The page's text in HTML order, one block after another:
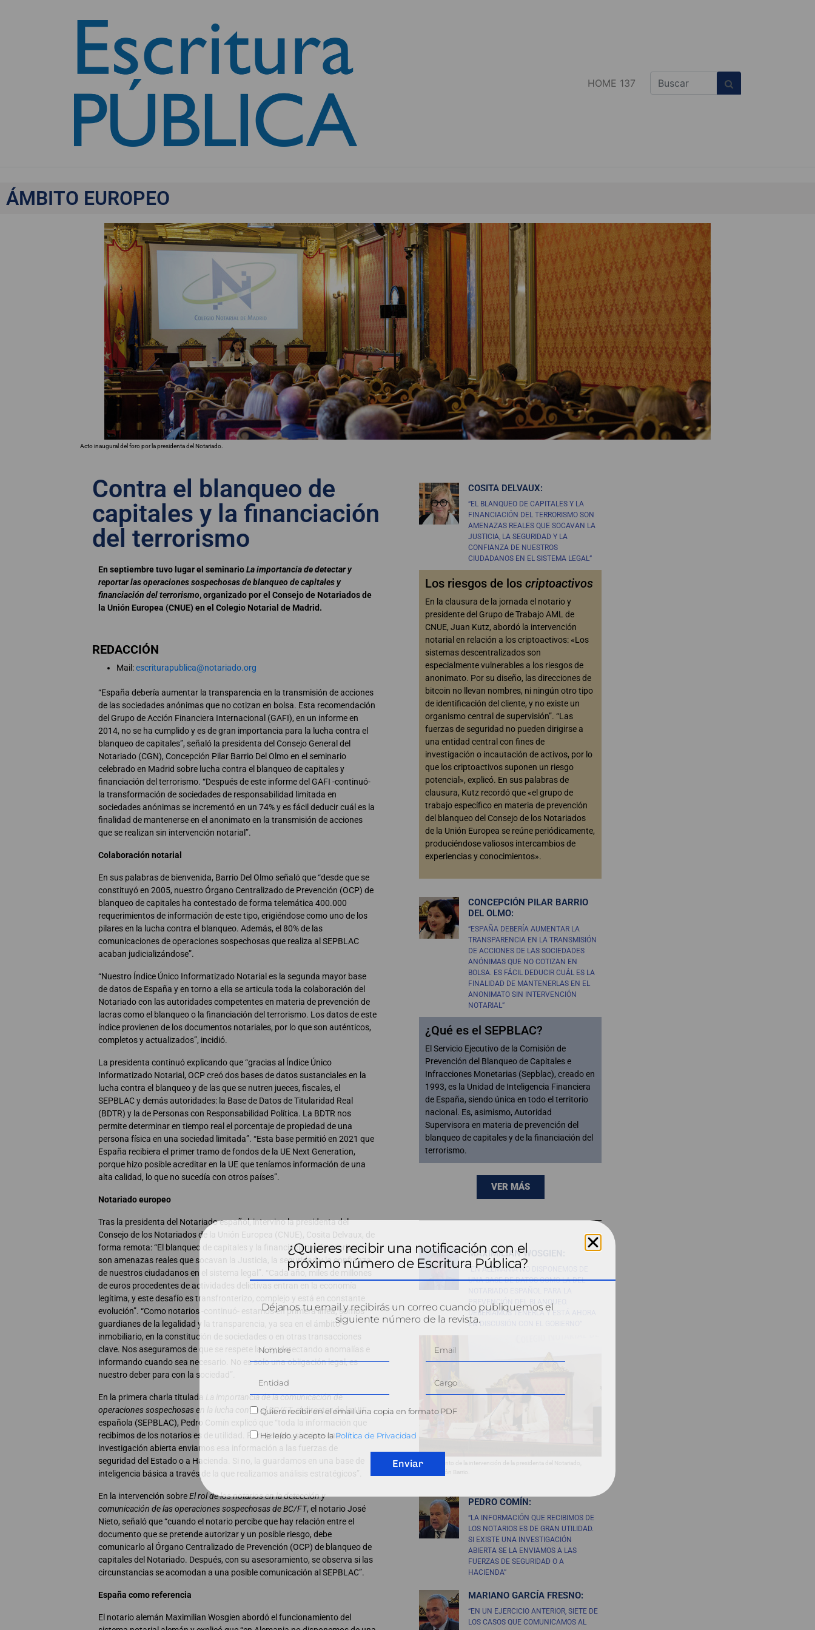
HOME 137
Contra el blanqueo de capitales y la financiación del terrorismo
ÁMBITO EUROPEO
Acto inaugural del foro por la presidenta del Notariado.
Contra el blanqueo de
capitales y la financiación
del terrorismo
En septiembre tuvo lugar el seminarioLa importancia de detectar y
reportar las operaciones sospechosas de blanqueo de capitales y
financiación del terrorismo, organizado por el Consejo de Notariados de
la Unión Europea (CNUE) en el Colegio Notarial de Madrid.
REDACCIÓN
Mail:escriturapublica@notariado.org
“España debería aumentar la transparencia en la transmisión de acciones
de las sociedades anónimas que no cotizan en bolsa. Esta recomendación
del Grupo de Acción Financiera Internacional (GAFI), en un informe en
2014, no se ha cumplido y es de gran importancia para la lucha contra el
blanqueo de capitales”, señaló la presidenta del Consejo General del
Notariado (CGN), Concepción Pilar Barrio Del Olmo en el seminario
celebrado en Madrid sobre lucha contra el blanqueo de capitales y
financiación del terrorismo. “Después de este informe del GAFI -continuó-
la transformación de sociedades de responsabilidad limitada en
sociedades anónimas se incrementó en un 74% y es fácil deducir cuál es la
finalidad de mantenerse en el anonimato en la transmisión de acciones
que se realizan sin intervención notarial”.
Colaboración notarial
En sus palabras de bienvenida, Barrio Del Olmo señaló que “desde que se
constituyó en 2005, nuestro Órgano Centralizado de Prevención (OCP) de
blanqueo de capitales ha contestado de forma telemática 400.000
requerimientos de información de este tipo, erigiéndose como uno de los
pilares en la lucha contra el blanqueo. Además, el 80% de las
comunicaciones de operaciones sospechosas que realiza al SEPBLAC
acaban judicializándose”.
“Nuestro Índice Único Informatizado Notarial es la segunda mayor base
de datos de España y en torno a ella se articula toda la colaboración del
Notariado con las autoridades competentes en materia de prevención de
lacras como el blanqueo o la financiación del terrorismo. Los datos de este
índice provienen de los documentos notariales, por lo que son auténticos,
completos y actualizados”, incidió.
La presidenta continuó explicando que “gracias al Índice Único
Informatizado Notarial, OCP creó dos bases de datos sustanciales en la
lucha contra el blanqueo y de las que se nutren jueces, fiscales, el
SEPBLAC y demás autoridades: la Base de Datos de Titularidad Real
(BDTR) y la de Personas con Responsabilidad Política. La BDTR nos
permite determinar en tiempo real el porcentaje de propiedad de una
persona física en una sociedad limitada”. “Esta base permitió en 2021 que
España recibiera el primer tramo de fondos de la UE Next Generation,
porque hizo posible acreditar en la UE que teníamos información de una
alta calidad, lo que no sucedía con otros países”.
Notariado europeo
Tras la presidenta del Notariado español, intervino la presidenta del
Consejo de los Notariados de la Unión Europea (CNUE), Cosita Delvaux, de
forma remota: “El blanqueo de capitales y la financiación del terrorismo
son amenazas reales que socavan la Justicia, la seguridad y la confianza
de nuestros ciudadanos en el sistema legal”. “Cada año, miles de millones
de euros procedentes de actividades delictivas entran en la economía
legítima, y este desafío es transfronterizo, complejo y está en constante
evolución”. “Como notarios -continuó- estamos en primera línea, somos
guardianes de la legalidad y la transparencia, ya sea en el ámbito
inmobiliario, en la constitución de sociedades o en otras transacciones
clave. Nos aseguramos de que se respete la Ley, detectando anomalías e
informando cuando sea necesario. No es solo una obligación legal, es
nuestro deber para con la sociedad”.
En la primera charla titulada La importancia de la comunicación de
operaciones sospechosas en la lucha contra el BC/FT, el director de la UIF
española (SEPBLAC), Pedro Comín explicó que “toda la información que
recibimos de los notarios es de utilidad. Por ejemplo, si existe una
investigación abierta enviamos esa información a las fuerzas de
seguridad del Estado o a Hacienda. Si no, la guardamos en una base de
inteligencia básica a través de la que realizamos análisis estratégicos”.
En la intervención sobreElrol de los notarios en la detección y
comunicación de las operaciones sospechosas de BC/FT, el notario José
Nieto, señaló que “cuando el notario percibe que hay relación entre el
documento que se pretende autorizar y un posible riesgo, debe
comunicarlo al Órgano Centralizado de Prevención (OCP) de blanqueo de
capitales del Notariado. Después, con su asesoramiento, se observa si las
circunstancias se acomodan a una posible comunicación al SEPBLAC”.
España como referencia
El notario alemán Maximilian Wosgien abordó el funcionamiento del
COSITA DELVAUX:
“EL BLANQUEO DE CAPITALES Y LA
FINANCIACIÓN DEL TERRORISMO SON
AMENAZAS REALES QUE SOCAVAN LA
JUSTICIA, LA SEGURIDAD Y LA
CONFIANZA DE NUESTROS
CIUDADANOS EN EL SISTEMA LEGAL”
Los riesgos de loscriptoactivos
En la clausura de la jornada el notario y
presidente del Grupo de Trabajo AML de
CNUE, Juan Kutz, abordó la intervención
notarial en relación a los criptoactivos: «Los
sistemas descentralizados son
especialmente vulnerables a los riesgos de
anonimato. Por su diseño, las direcciones de
bitcoin no llevan nombres, ni ningún otro tipo
de identificación del cliente, y no existe un
organismo central de supervisión”. “Las
fuerzas de seguridad no pueden dirigirse a
una entidad central con fines de
investigación o incautación de activos, por lo
que los criptoactivos suponen un riesgo
potencial», explicó. En sus palabras de
clausura, Kutz recordó que «el grupo de
trabajo específico en materia de prevención
del blanqueo del Consejo de los Notariados
de la Unión Europea se reúne periódicamente,
produciéndose valiosos intercambios de
experiencias y conocimientos».
CONCEPCIÓN PILAR BARRIO
DEL OLMO:
“ESPAÑA DEBERÍA AUMENTAR LA
TRANSPARENCIA EN LA TRANSMISIÓN
DE ACCIONES DE LAS SOCIEDADES
ANÓNIMAS QUE NO COTIZAN EN
BOLSA. ES FÁCIL DEDUCIR CUÁL ES LA
FINALIDAD DE MANTENERLAS EN EL
ANONIMATO SIN INTERVENCIÓN
NOTARIAL”
¿Qué es el SEPBLAC?
El Servicio Ejecutivo de la Comisión de
Prevención del Blanqueo de Capitales e
Infracciones Monetarias (Sepblac), creado en
1993, es la Unidad de Inteligencia Financiera
de España, siendo única en todo el territorio
nacional. Es, asimismo, Autoridad
Supervisora en materia de prevención del
blanqueo de capitales y de la financiación del
terrorismo.
VER MÁS
MAXIMILIAN WOSGIEN:
“EN ALEMANIA NO DISPONEMOS DE
UNA BASE DE DATOS COMO LA DEL
PREVENCIÓN DEL BLANQUEO.
DEBERÍAMOS TENERLA Y ESTÁ AHORA
EN DISCUSIÓN CON EL GOBIERNO”
Un momento de la intervención de la presidenta del Notariado,
Concepción Barrio.
PEDRO COMÍN:
“LA INFORMACIÓN QUE RECIBIMOS DE
LOS NOTARIOS ES DE GRAN UTILIDAD.
SI EXISTE UNA INVESTIGACIÓN
ABIERTA SE LA ENVIAMOS A LAS
FUERZAS DE SEGURIDAD O A
HACIENDA”
MARIANO GARCÍA FRESNO:
“EN UN EJERCICIO ANTERIOR, SIETE DE
LOS CASOS QUE COMUNICAMOS AL
¿Quieres recibir una notificación con el
próximo número de Escritura Pública?
Déjanos tu email y recibirás un correo cuando publiquemos el
siguiente número de la revista.
Quiero recibir en el email una copia en formato PDF
He leído y acepto laPolítica de Privacidad
Enviar